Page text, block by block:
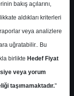
İndir
İlgili
Dosyayı İndir
bakış açılarını,
aldıkları kriterleri
veya analizlere
uğratabilir.. Bu
birlikte Hedef Fiyat
veya yorum
taşımamaktadır."